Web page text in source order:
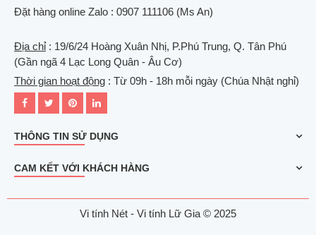
Đặt hàng online Zalo : 0907 111106 (Ms An)
Địa chỉ: 19/6/24 Hoàng Xuân Nhị, P.Phú Trung, Q. Tân Phú
(Gần ngã 4 Lạc Long Quân - Âu Cơ)
Thời gian hoạt động : Từ 09h - 18h mỗi ngày (Chúa Nhật nghỉ)
THÔNG TIN SỬ DỤNG
CAM KẾT VỚI KHÁCH HÀNG
Vi tính Nét - Vi tính Lữ Gia © 2025